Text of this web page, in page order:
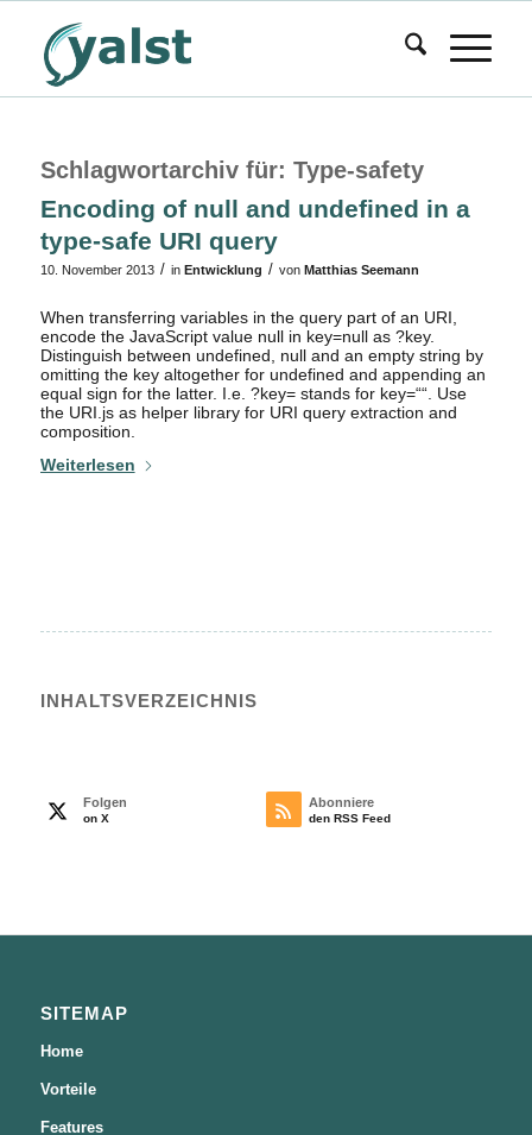
Schlagwortarchiv für: Type-safety
Encoding of null and undefined in a
type-safe URI query
10. November 2013 / in Entwicklung / von Matthias Seemann
When transferring variables in the query part of an URI,
encode the JavaScript value null in key=null as ?key.
Distinguish between undefined, null and an empty string by
omitting the key altogether for undefined and appending an
equal sign for the latter. I.e. ?key= stands for key=““. Use
the URI.js as helper library for URI query extraction and
composition.
Weiterlesen
INHALTS­VERZEICHNIS
Folgen
on X
Abonniere
den RSS Feed
SITEMAP
Home
Vorteile
Features